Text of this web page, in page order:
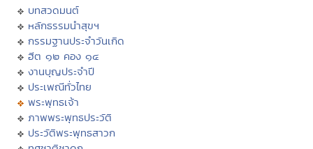
บทสวดมนต์
หลักธรรมนำสุขฯ
กรรมฐานประจำวันเกิด
ฮีต ๑๒ คอง ๑๔
งานบุญประจำปี
ประเพณีทั่วไทย
พระพุทธเจ้า
ภาพพระพุทธประวัติ
ประวัติพระพุทธสาวก